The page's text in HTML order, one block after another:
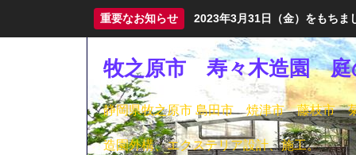
重要なお知らせ 2023年3月31日（金）をもちま
牧之原市 寿々木造園 庭
静岡県牧之原市 島田市 焼津市 藤枝市
造園外構、エクステリア設計、施工。